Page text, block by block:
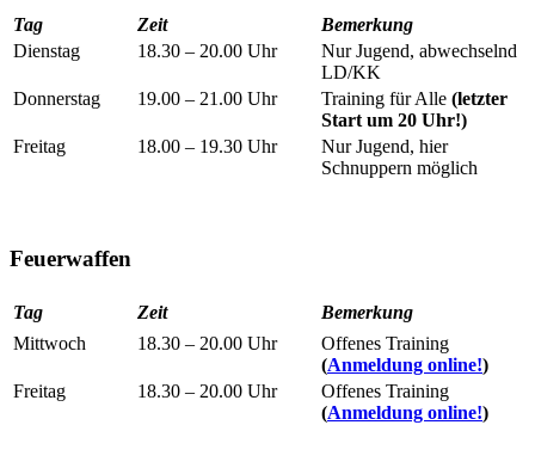
Tag Zeit
Bemerkung
Dienstag
18.30 – 20.00 Uhr
Nur Jugend, abwechselnd
LD/KK
Donnerstag
19.00 – 21.00 Uhr Training für Alle (letzter
Start um 20 Uhr!)
Freitag
18.00 – 19.30 Uhr
Nur Jugend, hier
Schnuppern möglich
Feuerwaffen
Tag Zeit
Bemerkung
Mittwoch
18.30 – 20.00 Uhr
Offenes Training
(Anmeldung online!)
Freitag
18.30 – 20.00 Uhr
Offenes Training
(Anmeldung online!)